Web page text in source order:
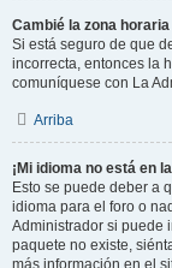
Cambié la zona
Si está seguro de que
incorrecta, entonces la
comuníquese con La
Arriba
¡Mi idioma no está en
Esto se puede deber a
idioma para el foro o
Administrador si puede
paquete no existe,
más información en el